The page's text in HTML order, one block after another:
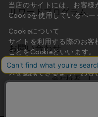
リワードプログラム
お問い合わせ
会社概要
当店のサイトには、お客様
Cookieを使用しているペー
Cookieについて
サイトを利用する際のお
ことをCookieといいます。
Cookieはお客様がサイト
スを認識できるよう、お客
返されます。
なお、Cookieに保存され